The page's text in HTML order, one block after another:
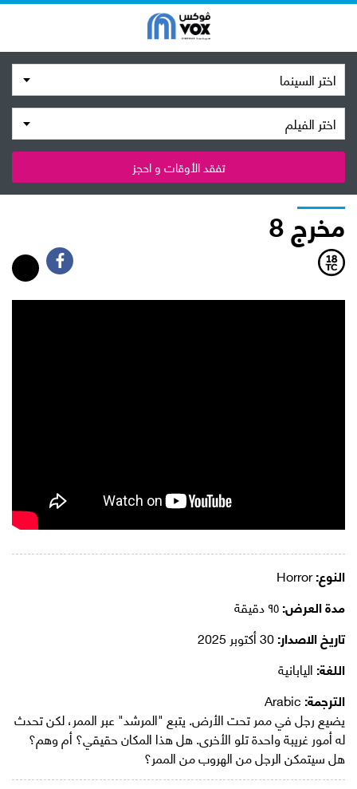
اختر السينما
اختر الفيلم
تفقد الأوقات و احجز
مخرج 8
النوع:Horror
مدة العرض:
تاريخ الاصدار:
اللغة:اليابانية
الترجمة:
يضيع رجل في ممر تحت الأرض. يتبع "المرشد" عبر الممر، لكن تحدث
له أمور غريبة واحدة تلو الأخرى. هل هذا المكان حقيقي؟ أم وهم؟
هل سيتمكن الرجل من الهروب من الممر؟